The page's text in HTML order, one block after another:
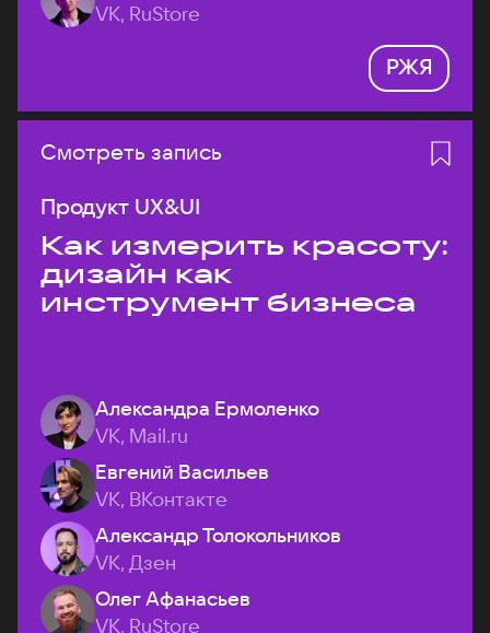
VK, RuStore
РЖЯ
Смотреть запись
Продукт UX&UI
Как измерить красоту:
дизайн как
инструмент бизнеса
Александра Ермоленко
VK, Mail.ru
Евгений Васильев
VK, ВКонтакте
Александр Толокольников
VK, Дзен
Олег Афанасьев
VK, RuStore